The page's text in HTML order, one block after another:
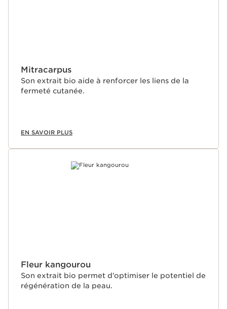
Mitracarpus
Son extrait bio aide à renforcer les liens de la
fermeté cutanée.
EN SAVOIR PLUS
Fleur kangourou
Son extrait bio permet d’optimiser le potentiel de
régénération de la peau.